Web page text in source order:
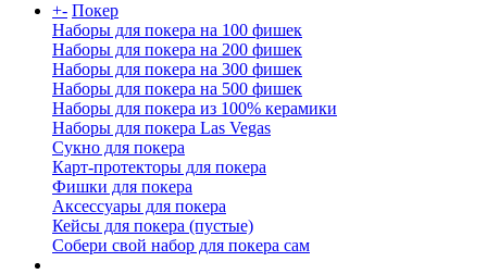
+- Покер
Наборы для покера на 100 фишек
Наборы для покера на 200 фишек
Наборы для покера на 300 фишек
Наборы для покера на 500 фишек
Наборы для покера из 100% керамики
Наборы для покера Las Vegas
Сукно для покера
Карт-протекторы для покера
Фишки для покера
Аксессуары для покера
Кейсы для покера (пустые)
Собери свой набор для покера сам